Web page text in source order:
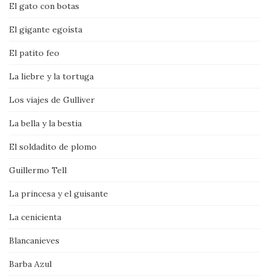
El gato con botas
El gigante egoísta
El patito feo
La liebre y la tortuga
Los viajes de Gulliver
La bella y la bestia
El soldadito de plomo
Guillermo Tell
La princesa y el guisante
La cenicienta
Blancanieves
Barba Azul